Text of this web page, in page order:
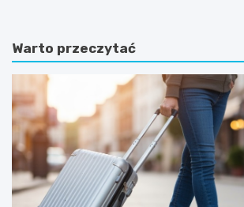
k
:
B
a
ś
n
i
o
w
z
j
f
a
s
c
y
n
u
j
c
Warto przeczytać